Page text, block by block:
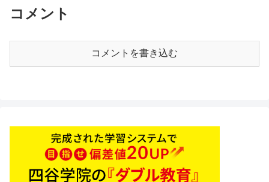
コメント
コメントを書き込む